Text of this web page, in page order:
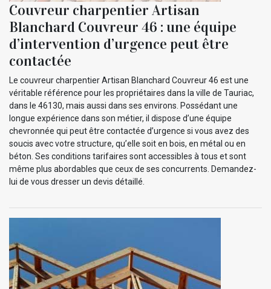
Couvreur charpentier Artisan
Blanchard Couvreur 46 : une équipe
d’intervention d’urgence peut être
contactée
Le couvreur charpentier Artisan Blanchard Couvreur 46 est une
véritable référence pour les propriétaires dans la ville de Tauriac,
dans le 46130, mais aussi dans ses environs. Possédant une
longue expérience dans son métier, il dispose d’une équipe
chevronnée qui peut être contactée d’urgence si vous avez des
soucis avec votre structure, qu’elle soit en bois, en métal ou en
béton. Ses conditions tarifaires sont accessibles à tous et sont
même plus abordables que ceux de ses concurrents. Demandez-
lui de vous dresser un devis détaillé.